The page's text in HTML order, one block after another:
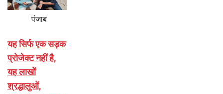
पंजाब
यह सिर्फ एक सड़क
प्रोजेक्ट नहीं है,
यह लाखों
श्रद्धालुओं,